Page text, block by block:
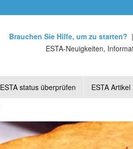
Brauchen Sie Hilfe, um zu starten? |
ESTA-Neuigkeiten,
ESTA status überprüfen ESTA Artikel